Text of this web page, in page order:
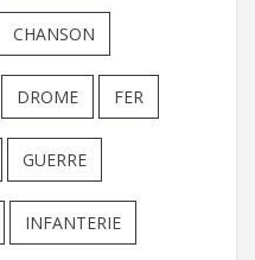
CHANSON
DROME FER
GUERRE
INFANTERIE